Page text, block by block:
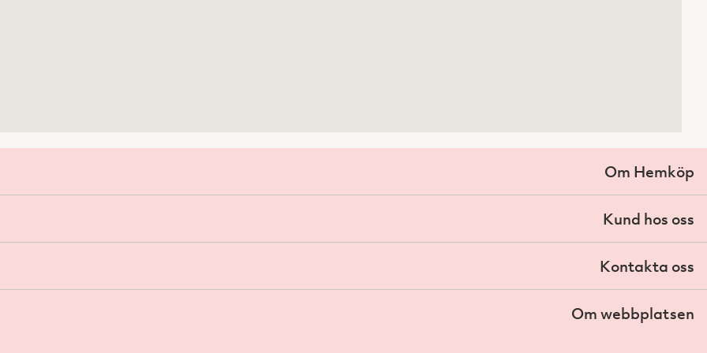
Om Hemköp
Kund hos oss
Kontakta oss
Om webbplatsen